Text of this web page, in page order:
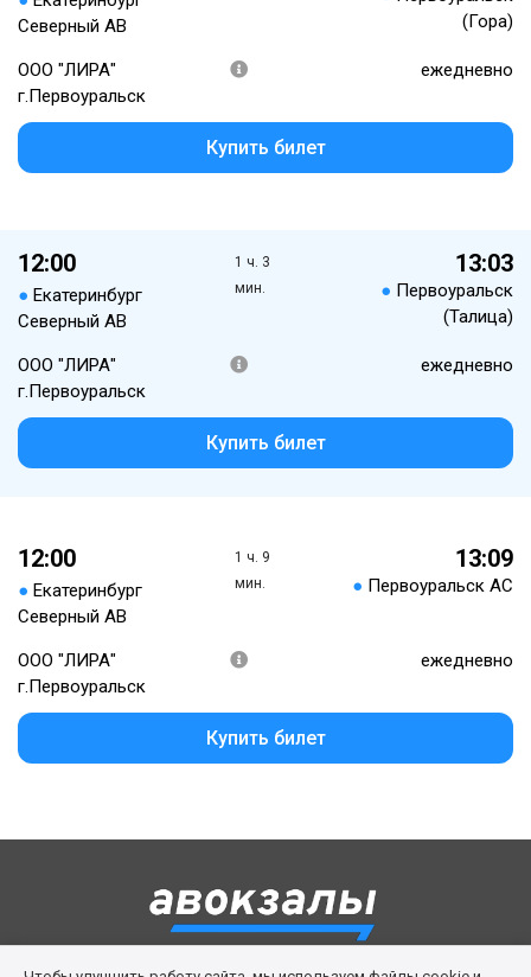
Северный АВ
(Гора)
ООО "ЛИРА"
г.Первоуральск
ежедневно
Купить билет
12:00
● Екатеринбург
Северный АВ
1 ч. 3
мин.
13:03
● Первоуральск
(Талица)
ООО "ЛИРА"
г.Первоуральск
ежедневно
Купить билет
12:00
● Екатеринбург
Северный АВ
1 ч. 9
мин.
13:09
● Первоуральск АС
ООО "ЛИРА"
г.Первоуральск
ежедневно
Купить билет